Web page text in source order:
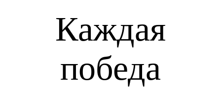
Каждая
победа